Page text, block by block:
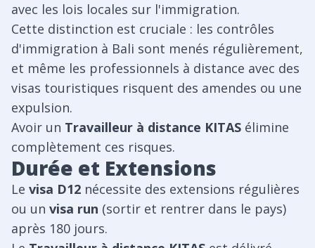
avec les lois locales sur l'immigration.
Cette distinction est cruciale : les contrôles
d'immigration à Bali sont menés régulièrement,
et même les professionnels à distance avec des
visas touristiques risquent des amendes ou une
expulsion.
Avoir un Travailleur à distance KITAS élimine
complètement ces risques.
Durée et Extensions
Le visa D12 nécessite des extensions régulières
ou un visa run (sortir et rentrer dans le pays)
après 180 jours.